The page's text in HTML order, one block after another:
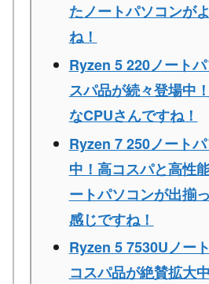
たノートパソコンが
ね！
Ryzen 5 220ノート
スパ品が続々登場中
なCPUさんですね！
Ryzen 7 250ノート
中！高コスパと高性
ートパソコンが出揃
感じですね！
Ryzen 5 7530Uノー
コスパ品が絶賛拡大